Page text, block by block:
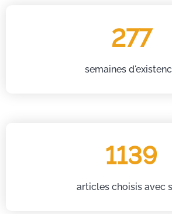
277
semaines
1139
articles choisis avec